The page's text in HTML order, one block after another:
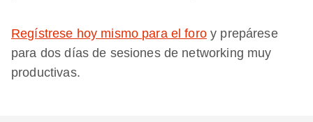
Regístrese hoy mismo para el foroy prepárese
para dos días de sesiones de networking muy
productivas.